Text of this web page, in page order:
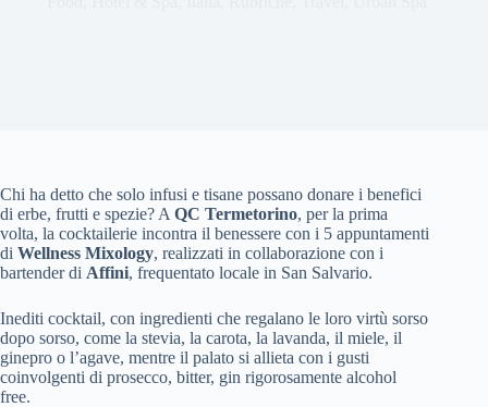
Chi ha detto che solo infusi e tisane possano donare i benefici
di erbe, frutti e spezie? A QC Termetorino, per la prima
volta, la cocktailerie incontra il benessere con i 5 appuntamenti
di Wellness Mixology, realizzati in collaborazione con i
bartender di Affini, frequentato locale in San Salvario.
Inediti cocktail, con ingredienti che regalano le loro virtù sorso
dopo sorso, come la stevia, la carota, la lavanda, il miele, il
ginepro o l’agave, mentre il palato si allieta con i gusti
coinvolgenti di prosecco, bitter, gin rigorosamente alcohol
free.